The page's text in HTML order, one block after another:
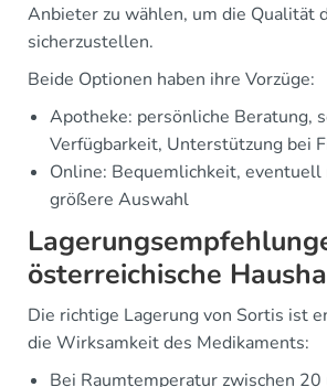
Anbieter zu wählen, um die Qualität
sicherzustellen.
Beide Optionen haben ihre Vorzüge:
Apotheke: persönliche Beratung,
Verfügbarkeit, Unterstützung bei
Online: Bequemlichkeit, eventuell
größere Auswahl
österreichische
Die richtige Lagerung von Sortis ist
die Wirksamkeit des Medikaments:
Bei Raumtemperatur zwischen 20